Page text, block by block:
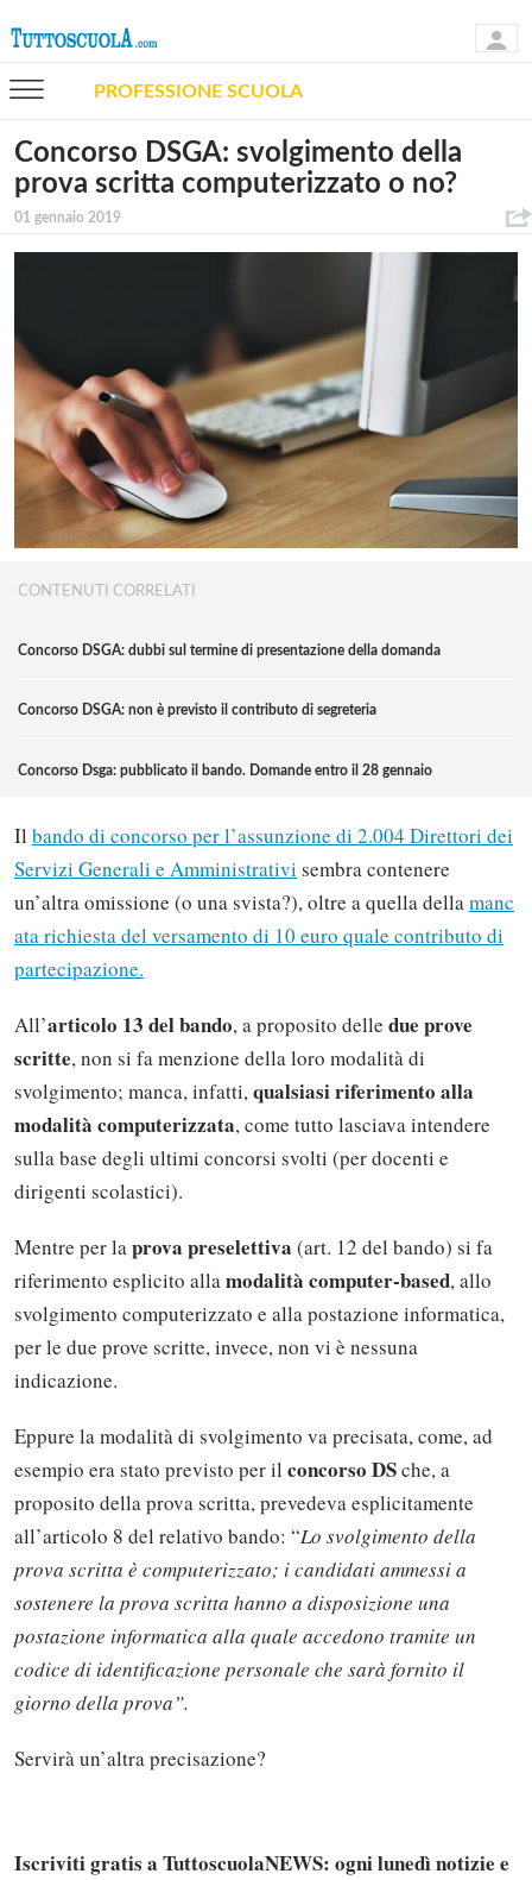
PROFESSIONE SCUOLA
Concorso DSGA: svolgimento della
prova scritta computerizzato o no?
01 gennaio 2019
CONTENUTI CORRELATI
Concorso DSGA: dubbi sul termine di presentazione della domanda
Concorso DSGA: non è previsto il contributo di segreteria
Concorso Dsga: pubblicato il bando. Domande entro il 28 gennaio
Il bando di concorso per l’assunzione di 2.004 Direttori dei
Servizi Generali e Amministrativi sembra contenere
un’altra omissione (o una svista?), oltre a quella dellamanc
ata richiesta del versamento di 10 euro quale contributo di
partecipazione.
All’articolo 13 del bando, a proposito delle due prove
scritte, non si fa menzione della loro modalità di
svolgimento; manca, infatti,qualsiasi riferimento alla
modalità computerizzata, come tutto lasciava intendere
sulla base degli ultimi concorsi svolti (per docenti e
dirigenti scolastici).
Mentre per laprova preselettiva (art. 12 del bando) si fa
riferimento esplicito allamodalità computer-based, allo
svolgimento computerizzato e alla postazione informatica,
per le due prove scritte, invece, non vi è nessuna
indicazione.
Eppure la modalità di svolgimento va precisata, come, ad
esempio era stato previsto per il concorso DSche, a
proposito della prova scritta, prevedeva esplicitamente
all’articolo 8 del relativo bando: “Lo svolgimento della
prova scritta è computerizzato; i candidati ammessi a
sostenere la prova scritta hanno a disposizione una
postazione informatica alla quale accedono tramite un
codice di identificazione personale che sarà fornito il
giorno della prova”.
Servirà un’altra precisazione?
Iscriviti gratis a TuttoscuolaNEWS: ogni lunedì notizie e